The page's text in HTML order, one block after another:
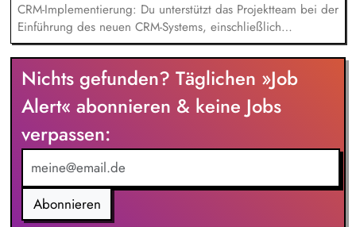
CRM-Implementierung: Du unterstützt das Projektteam bei der
Einführung des neuen CRM-Systems, einschließlich
Datenpflege, Testing und Begleitung des Rollouts.
Tagesgeschäft Commercial Development: Du übernimmst
operative Aufgaben im Tagesgeschäft, etwa die Pflege von
Dashboards, die Betreuung des Reklamationstools sowie die
Vorbereitung von Unterlagen für Board-Meetings.
Kommunikation & Vertriebsunterstützung: Du unterstützt die
Kommunikation mit internationalen Tradern, Kunden sowie
Messekontakten und trägst so zur Vertriebsunterstützung bei.
Marketing: Du unterstützt bei der Pflege der IMS-Website
sowie im Bereich Lead-Generierung und Mailing-Kampagnen.
Nichts gefunden? Täglichen »Job
Alert« abonnieren & keine Jobs
verpassen:
Abonnieren